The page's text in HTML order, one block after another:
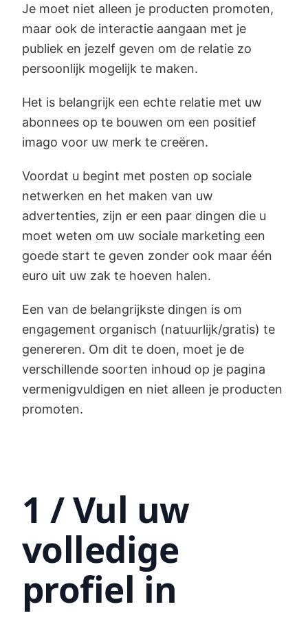
Je moet niet alleen je producten promoten,
maar ook de interactie aangaan met je
publiek en jezelf geven om de relatie zo
persoonlijk mogelijk te maken.
Het is belangrijk een echte relatie met uw
abonnees op te bouwen om een positief
imago voor uw merk te creëren.
Voordat u begint met posten op sociale
netwerken en het maken van uw
advertenties, zijn er een paar dingen die u
moet weten om uw sociale marketing een
goede start te geven zonder ook maar één
euro uit uw zak te hoeven halen.
Een van de belangrijkste dingen is om
engagement organisch (natuurlijk/gratis) te
genereren. Om dit te doen, moet je de
verschillende soorten inhoud op je pagina
vermenigvuldigen en niet alleen je producten
promoten.
1 / Vul uw
volledige
profiel in